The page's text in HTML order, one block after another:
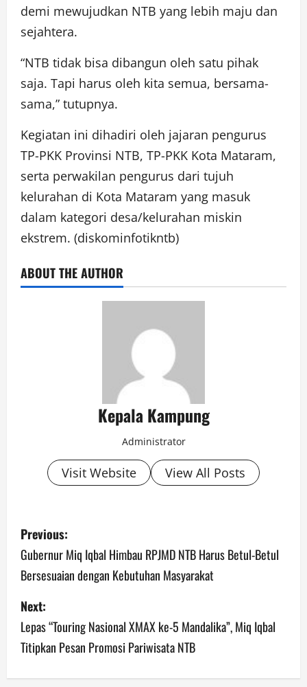
demi mewujudkan NTB yang lebih maju dan
sejahtera.
“NTB tidak bisa dibangun oleh satu pihak
saja. Tapi harus oleh kita semua, bersama-
sama,” tutupnya.
Kegiatan ini dihadiri oleh jajaran pengurus
TP-PKK Provinsi NTB, TP-PKK Kota Mataram,
serta perwakilan pengurus dari tujuh
kelurahan di Kota Mataram yang masuk
dalam kategori desa/kelurahan miskin
ekstrem. (diskominfotikntb)
ABOUT THE AUTHOR
Kepala Kampung
Administrator
Visit Website View All Posts
P
o
s
t
n
a
Previous:
Gubernur Miq Iqbal Himbau RPJMD NTB Harus Betul-Betul
Bersesuaian dengan Kebutuhan Masyarakat
Next:
Lepas “Touring Nasional XMAX ke-5 Mandalika”, Miq Iqbal
Titipkan Pesan Promosi Pariwisata NTB